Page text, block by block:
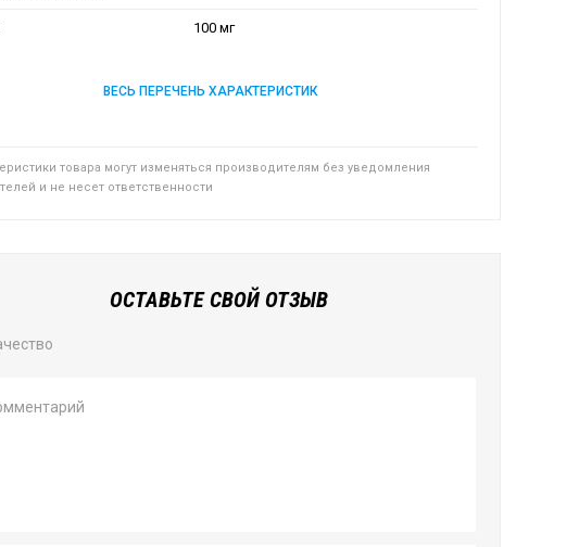
100 мг
ВЕСЬ ПЕРЕЧЕНЬ ХАРАКТЕРИСТИК
товара могут изменяться производителям без уведомления
и не несет ответственности
ОСТАВЬТЕ СВОЙ ОТЗЫВ